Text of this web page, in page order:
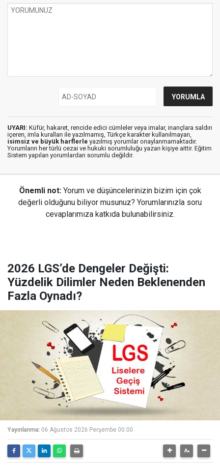
UYARI: Küfür, hakaret, rencide edici cümleler veya imalar, inançlara saldırı
içeren, imla kuralları ile yazılmamış, Türkçe karakter kullanılmayan,
isimsiz ve büyük harflerle yazılmış yorumlar onaylanmamaktadır.
Yorumların her türlü cezai ve hukuki sorumluluğu yazan kişiye aittir. Eğitim
Sistem yapılan yorumlardan sorumlu değildir.
Önemli not: Yorum ve düşüncelerinizin bizim için çok
değerli olduğunu biliyor musunuz? Yorumlarınızla soru
cevaplarımıza katkıda bulunabilirsiniz.
2026 LGS’de Dengeler Değişti:
Yüzdelik Dilimler Neden Beklenenden
Fazla Oynadı?
Yayınlanma: 06 Ağustos 2026 Perşembe 00:00